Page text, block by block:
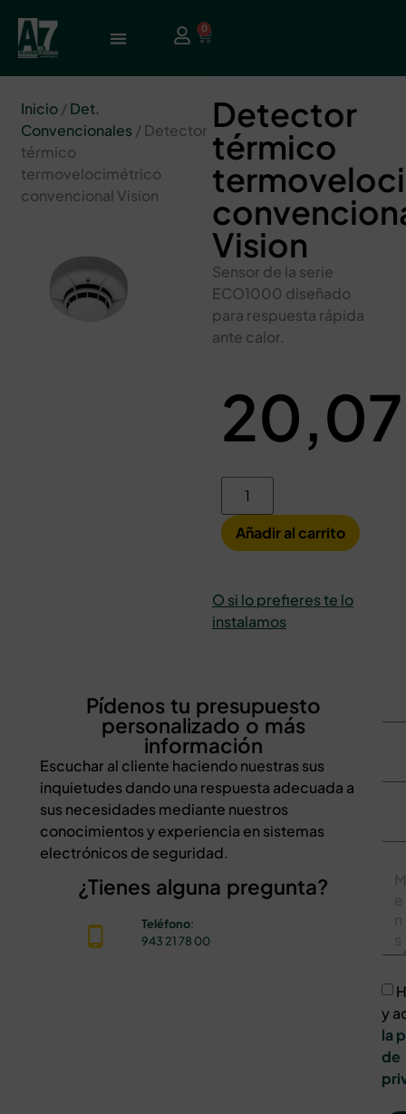
0
Inicio /Det.
Convencionales / Detector
térmico
termovelocimétrico
convencional Vision
Detector
térmico
Vision
Sensor de la serie
ECO1000 diseñado
para respuesta rápida
ante calor.
Añadir al carrito
O si lo prefieres te lo
instalamos
Pídenos tu presupuesto
personalizado o más
información
Escuchar al cliente haciendo nuestras sus
inquietudes dando una respuesta adecuada a
sus necesidades mediante nuestros
conocimientos y experiencia en sistemas
electrónicos de seguridad.
¿Tienes alguna pregunta?
Teléfono:
943 21 78 00
y
la
de